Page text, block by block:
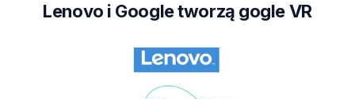
Lenovo i Google tworzą gogle VR